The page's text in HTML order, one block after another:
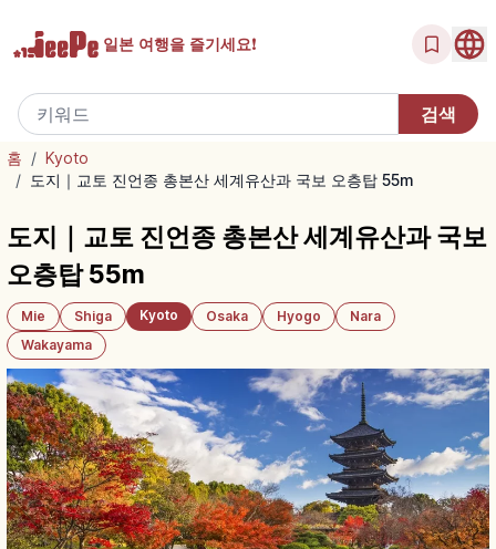
일본 여행을 즐기세요!
홈 / Kyoto
/ 도지｜교토 진언종 총본산 세계유산과 국보 오층탑 55m
도지｜교토 진언종 총본산 세계유산과 국보
오층탑 55m
Mie Shiga Kyoto Osaka Hyogo
Nara
Wakayama